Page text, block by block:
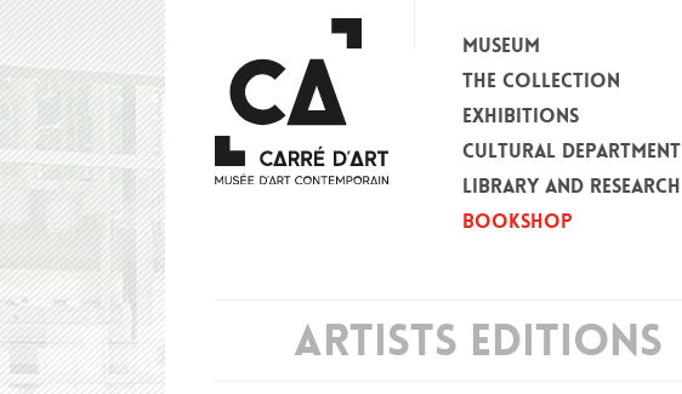
MUSEUM
THE COLLECTION
EXHIBITIONS
CULTURAL DEPARTMENT
LIBRARY AND RESEARCH
BOOKSHOP
ARTISTS EDITIONS